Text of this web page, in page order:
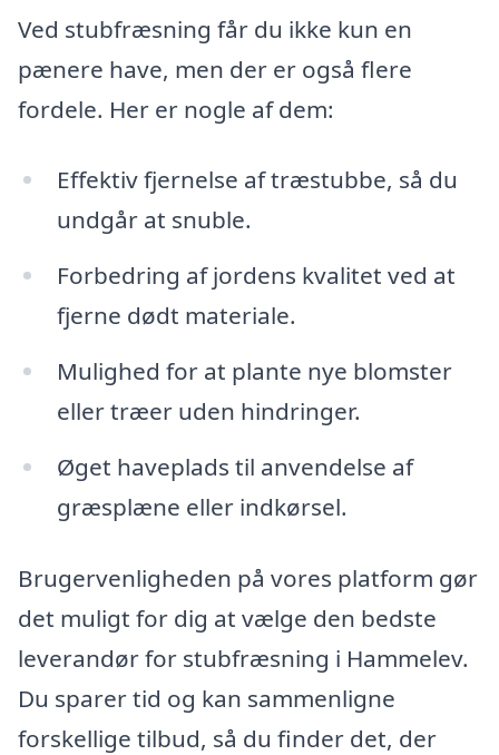
Ved stubfræsning får du ikke kun en
pænere have, men der er også flere
fordele. Her er nogle af dem:
Effektiv fjernelse af træstubbe, så du
undgår at snuble.
Forbedring af jordens kvalitet ved at
fjerne dødt materiale.
Mulighed for at plante nye blomster
eller træer uden hindringer.
Øget haveplads til anvendelse af
græsplæne eller indkørsel.
Brugervenligheden på vores platform gør
det muligt for dig at vælge den bedste
leverandør for stubfræsning i Hammelev.
Du sparer tid og kan sammenligne
forskellige tilbud, så du finder det, der